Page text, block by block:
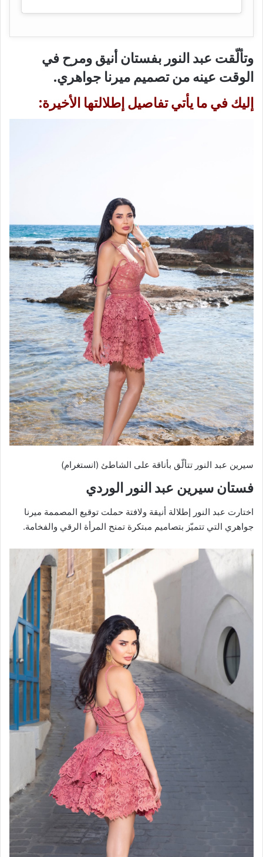
وتألّقت عبد النور بفستان أنيق ومرح في
الوقت عينه من تصميم ميرنا جواهري.
إليك في ما يأتي تفاصيل إطلالتها الأخيرة:
سيرين عبد النور تتألّق بأناقة على الشاطئ (انستغرام)
فستان سيرين عبد النور الوردي
اختارت عبد النور إطلالة أنيقة ولافتة حملت توقيع المصممة ميرنا
جواهري التي تتميّز بتصاميم مبتكرة تمنح المرأة الرقي والفخامة.